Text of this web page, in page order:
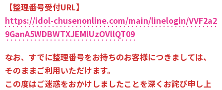
【整理番号受付URL】
https://idol-chusenonline.com/main/linelogin/VVF2a2
9GanA5WDBWTXJEMlUzOVllQT09
なお、すでに整理番号をお持ちのお客様につきましては、
そのままご利用いただけます。
この度はご迷惑をおかけしましたことを深くお詫び申し上